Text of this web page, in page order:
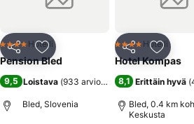
Jaa Lisää suosikkeihin
4 Tähtiluokitus
Hotelli
Pension Bled
9,5 Loistava (933 arviota
Bled, Slovenia
Jaa Lisää
4 Tähtiluokitus
Hotelli
Hotel Kompas
8,1 Erittäin hyvä (
Bled, 0.4 km
Keskusta